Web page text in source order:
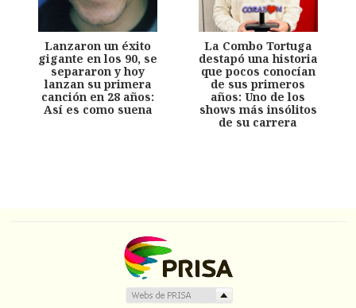
Lanzaron un éxito
gigante en los 90, se
separaron y hoy
lanzan su primera
canción en 28 años:
Así es como suena
La Combo Tortuga
destapó una historia
que pocos conocían
de sus primeros
años: Uno de los
shows más insólitos
de su carrera